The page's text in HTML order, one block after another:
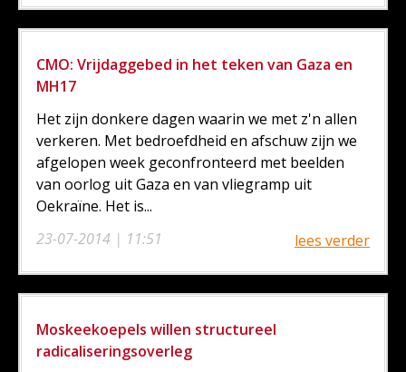
CMO: Vrijdaggebed in het teken van Gaza en
MH17
23-07-2014 | 11:51
Het zijn donkere dagen waarin we met z'n allen
verkeren. Met bedroefdheid en afschuw zijn we
afgelopen week geconfronteerd met beelden
van oorlog uit Gaza en van vliegramp uit
Oekraïne. Het is...
lees verder
Moskeekoepels willen structureel
radicaliseringsoverleg